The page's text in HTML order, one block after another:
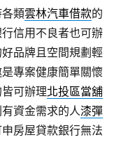
類雲林汽車借款的
信用不良者也可辦
品牌且空間規劃輕
專案健康簡單關懷
可辦理北投區當舖
資金需求的人漆彈
房屋貸款銀行無法